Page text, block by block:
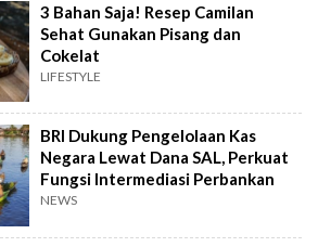
3 Bahan Saja! Resep Camilan
Sehat Gunakan Pisang dan
Cokelat
LIFESTYLE
BRI Dukung Pengelolaan Kas
Negara Lewat Dana SAL, Perkuat
Fungsi Intermediasi Perbankan
NEWS